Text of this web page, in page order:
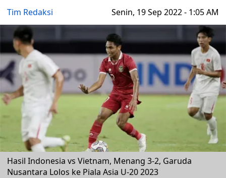
Tim Redaksi Senin, 19 Sep 2022 - 1:05 AM
Hasil Indonesia vs Vietnam, Menang 3-2, Garuda
Nusantara Lolos ke Piala Asia U-20 2023